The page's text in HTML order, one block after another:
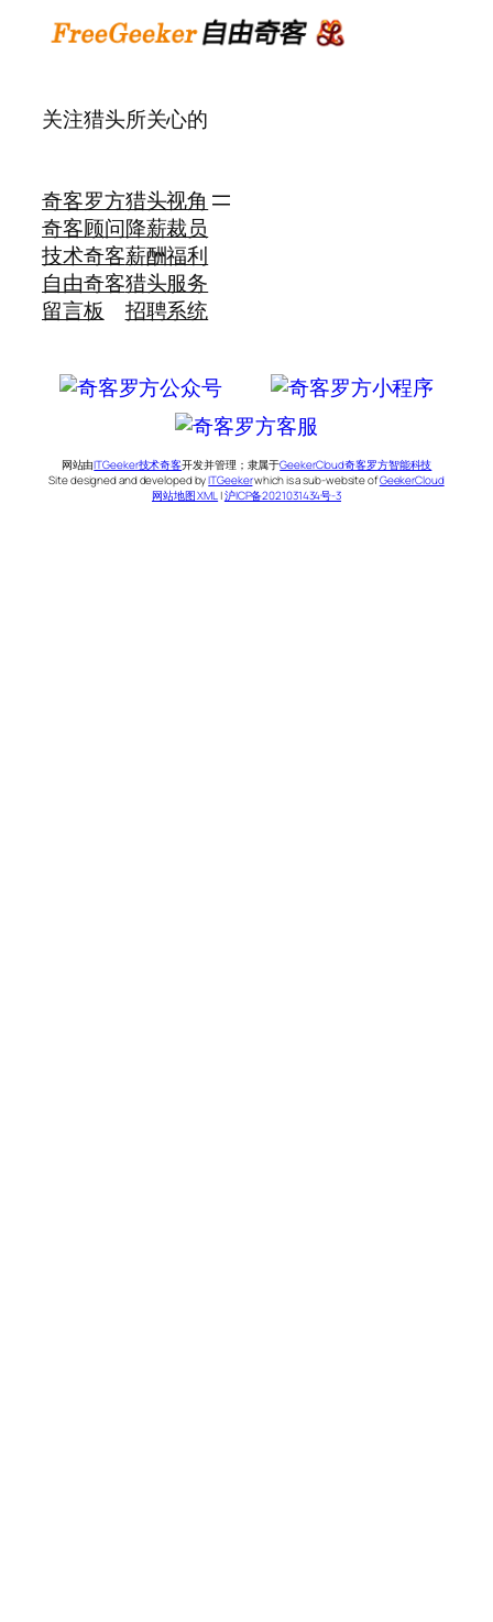
关注猎头所关心的
奇客罗方
奇客顾问
技术奇客
自由奇客
留言板
猎头视角
降薪裁员
薪酬福利
猎头服务
招聘系统
网站由ITGeeker技术奇客开发并管理；隶属于GeekerCloud奇客罗方智能科技
Site designed and developed byITGeekerwhich is a sub-website ofGeekerCloud
网站地图 XML |沪ICP备2021031434号-3